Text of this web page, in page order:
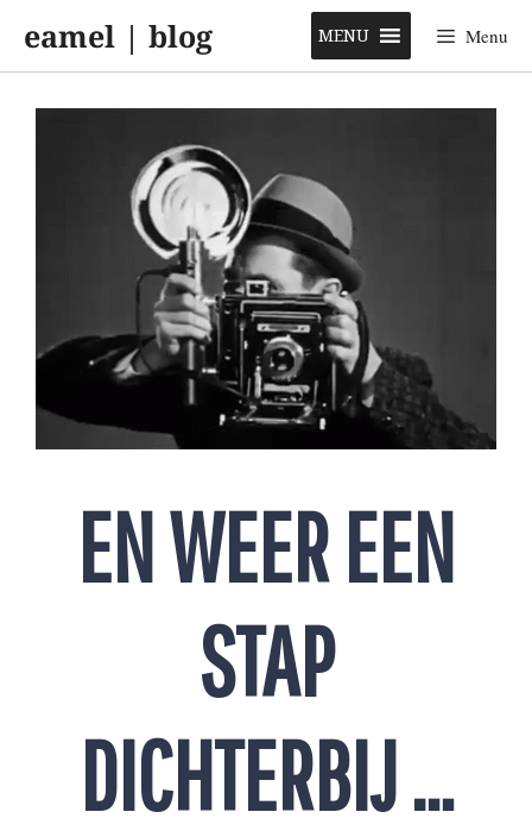
content
eamel | blog Menu
MENU
EN WEER EEN
STAP
DICHTERBIJ …